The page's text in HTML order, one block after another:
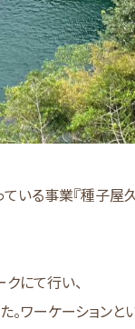
いる事業『種子屋
にて行い、
ワーケーションと